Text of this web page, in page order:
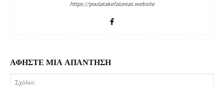
https://poulatakefalonias.website
ΑΦΗΣΤΕ ΜΙΑ ΑΠΑΝΤΗΣΗ